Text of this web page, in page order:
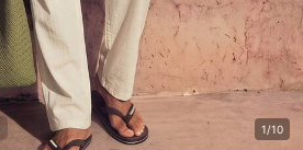
1/10